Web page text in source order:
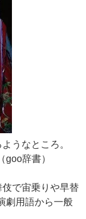
うなところ。
辞書）
で宙乗りや早替
劇用語から一般